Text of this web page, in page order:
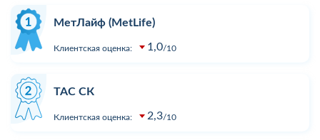
МетЛайф (MetLife)
Клиентская оценка: 1,0 10
ТАС СК
Клиентская оценка: 2,3 10